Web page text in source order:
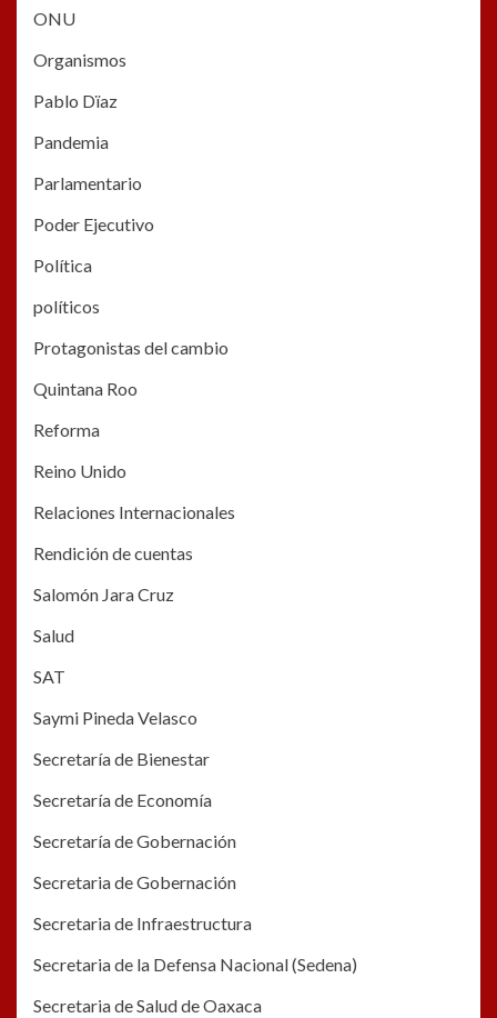
ONU
Organismos
Pablo Dïaz
Pandemia
Parlamentario
Poder Ejecutivo
Política
políticos
Protagonistas del cambio
Quintana Roo
Reforma
Reino Unido
Relaciones Internacionales
Rendición de cuentas
Salomón Jara Cruz
Salud
SAT
Saymi Pineda Velasco
Secretaría de Bienestar
Secretaría de Economía
Secretaría de Gobernación
Secretaria de Gobernación
Secretaria de Infraestructura
Secretaria de la Defensa Nacional (Sedena)
Secretaria de Salud de Oaxaca